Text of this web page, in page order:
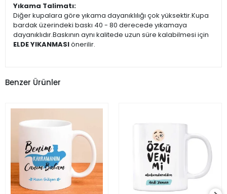
Yıkama Talimatı:
Diğer kupalara göre yıkama dayanıklılığı çok yüksektir.Kupa
bardak üzerindeki baskı 40 - 80 derecede yıkamaya
dayanıklıdır.Baskının aynı kalitede uzun süre kalabilmesi için
ELDE YIKANMASIönerilir.
Benzer Ürünler